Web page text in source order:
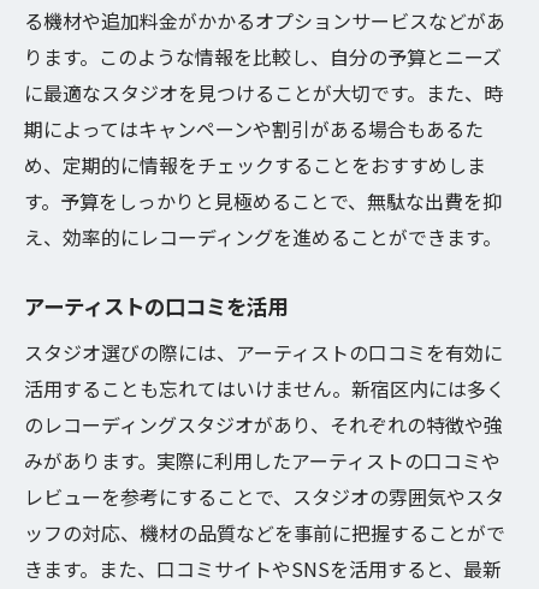
る機材や追加料金がかかるオプションサービスなどがあ
ります。このような情報を比較し、自分の予算とニーズ
に最適なスタジオを見つけることが大切です。また、時
期によってはキャンペーンや割引がある場合もあるた
め、定期的に情報をチェックすることをおすすめしま
す。予算をしっかりと見極めることで、無駄な出費を抑
え、効率的にレコーディングを進めることができます。
アーティストの口コミを活用
スタジオ選びの際には、アーティストの口コミを有効に
活用することも忘れてはいけません。新宿区内には多く
のレコーディングスタジオがあり、それぞれの特徴や強
みがあります。実際に利用したアーティストの口コミや
レビューを参考にすることで、スタジオの雰囲気やスタ
ッフの対応、機材の品質などを事前に把握することがで
きます。また、口コミサイトやSNSを活用すると、最新